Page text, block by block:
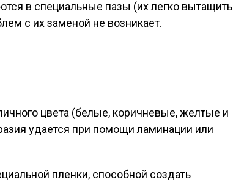
в специальные пазы (их легко вытащить
с их заменой не возникает.
цвета (белые, коричневые, желтые и
удается при помощи ламинации или
пленки, способной создать